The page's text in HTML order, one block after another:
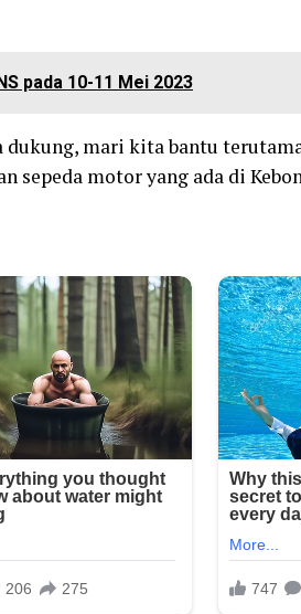
pada 10-11 Mei 2023
mari kita bantu
motor yang ada di